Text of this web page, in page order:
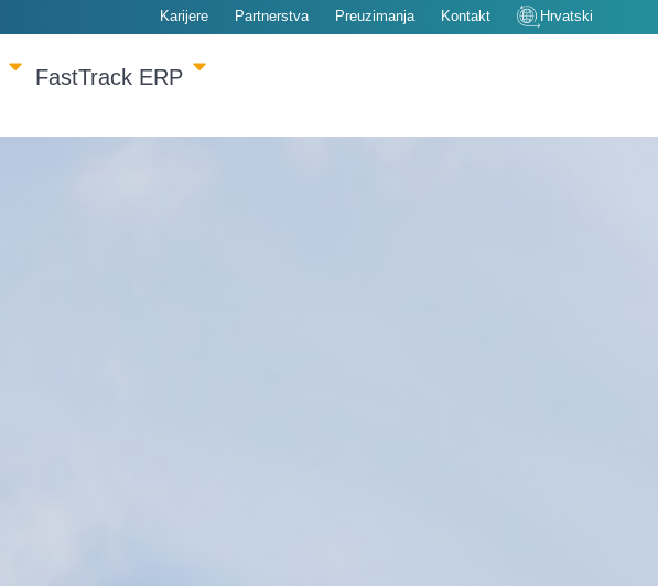
Karijere Partnerstva Preuzimanja Kontakt Hrvatski
FastTrack ERP